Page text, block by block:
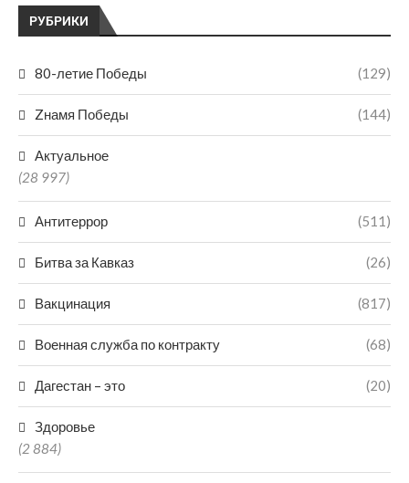
РУБРИКИ
80-летие Победы (129)
Zнамя Победы (144)
Актуальное
(28 997)
Антитеррор (511)
Битва за Кавказ (26)
Вакцинация (817)
Военная служба по контракту (68)
Дагестан – это (20)
Здоровье
(2 884)